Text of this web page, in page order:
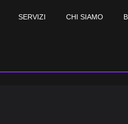
SERVIZI CHI SIAMO